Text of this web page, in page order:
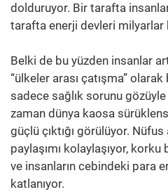
dolduruyor. Bir tarafta
tarafta enerji devleri milyarlar
Belki de bu yüzden insanlar
“ülkeler arası çatışma”
sadece sağlık sorunu
zaman dünya kaosa
güçlü çıktığı görülüyor. Nüfus
paylaşımı kolaylaşıyor,
ve insanların cebindeki para
katlanıyor.